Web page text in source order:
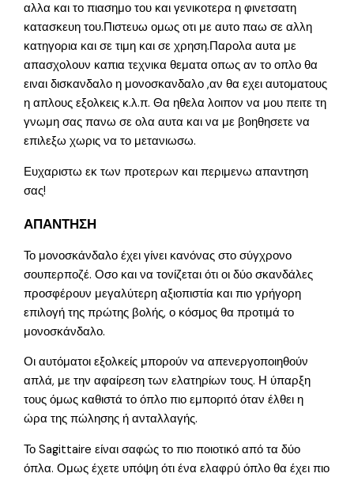
αλλα και το πιασημο του και γενικοτερα η φινετσατη
κατασκευη του.Πιστευω ομως οτι με αυτο παω σε αλλη
κατηγορια και σε τιμη και σε χρηση.Παρολα αυτα με
απασχολουν καπια τεχνικα θεματα οπως αν το οπλο θα
ειναι δισκανδαλο η μονοσκανδαλο ,αν θα εχει αυτοματους
η απλους εξολκεις κ.λ.π. Θα ηθελα λοιπον να μου πειτε τη
γνωμη σας πανω σε ολα αυτα και να με βοηθησετε να
επιλεξω χωρις να το μετανιωσω.
Ευχαριστω εκ των προτερων και περιμενω απαντηση
σας!
ΑΠΑΝΤΗΣΗ
Το μονοσκάνδαλο έχει γίνει κανόνας στο σύγχρονο
σουπερποζέ. Οσο και να τονίζεται ότι οι δύο σκανδάλες
προσφέρουν μεγαλύτερη αξιοπιστία και πιο γρήγορη
επιλογή της πρώτης βολής, ο κόσμος θα προτιμά το
μονοσκάνδαλο.
Οι αυτόματοι εξολκείς μπορούν να απενεργοποιηθούν
απλά, με την αφαίρεση των ελατηρίων τους. Η ύπαρξη
τους όμως καθιστά το όπλο πιο εμποριτό όταν έλθει η
ώρα της πώλησης ή ανταλλαγής.
Το Sagittaire είναι σαφώς το πιο ποιοτικό από τα δύο
όπλα. Ομως έχετε υπόψη ότι ένα ελαφρύ όπλο θα έχει πιο